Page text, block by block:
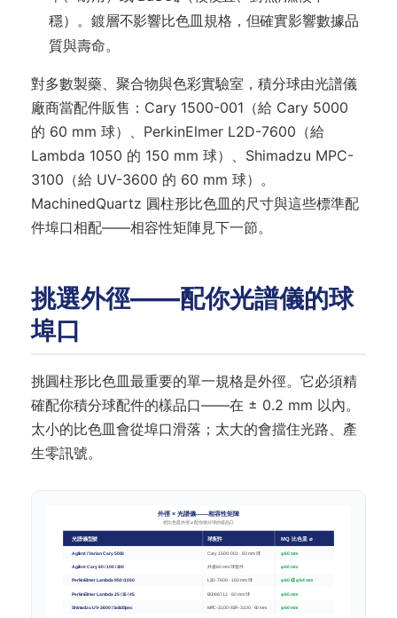
穩）。鍍層不影響比色皿規格，但確實影響數據品
質與壽命。
對多數製藥、聚合物與色彩實驗室，積分球由光譜儀
廠商當配件販售：Cary 1500-001（給 Cary 5000
的 60 mm 球）、PerkinElmer L2D-7600（給
Lambda 1050 的 150 mm 球）、Shimadzu MPC-
3100（給 UV-3600 的 60 mm 球）。
MachinedQuartz 圓柱形比色皿的尺寸與這些標準配
件埠口相配——相容性矩陣見下一節。
挑選外徑——配你光譜儀的球
埠口
挑圓柱形比色皿最重要的單一規格是外徑。它必須精
確配你積分球配件的樣品口——在 ± 0.2 mm 以內。
太小的比色皿會從埠口滑落；太大的會擋住光路、產
生零訊號。
外徑 × 光譜儀——相容性矩陣
把比色皿外徑 ⌀ 配你積分球的樣品口
光譜儀型號 球配件 MQ 比色皿 ⌀
Agilent / Varian Cary 5000 Cary 1500-001 · 60 mm 球 φ60 mm
Agilent Cary 60 / 100 / 300 外接 60 mm 球套件 φ60 mm
PerkinElmer Lambda 950 / 1050 L2D-7600 · 150 mm 球 φ60 或 φ64 mm
PerkinElmer Lambda 25 / 35 / 45 B0086712 · 60 mm 球 φ60 mm
Shimadzu UV-3600 / SolidSpec MPC-3100 / ISR-3100 · 60 mm φ60 mm